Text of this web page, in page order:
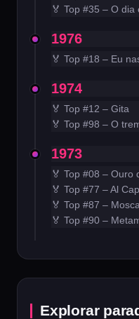
🏅 Top #35 – O
1976
🏅 Top #18 – Eu
1974
🏅 Top #12 – Gita
🏅 Top #98 – O
1973
🏅 Top #08 – Ouro
🏅 Top #77 – Al
🏅 Top #87 –
🏅 Top #90 –
Explorar